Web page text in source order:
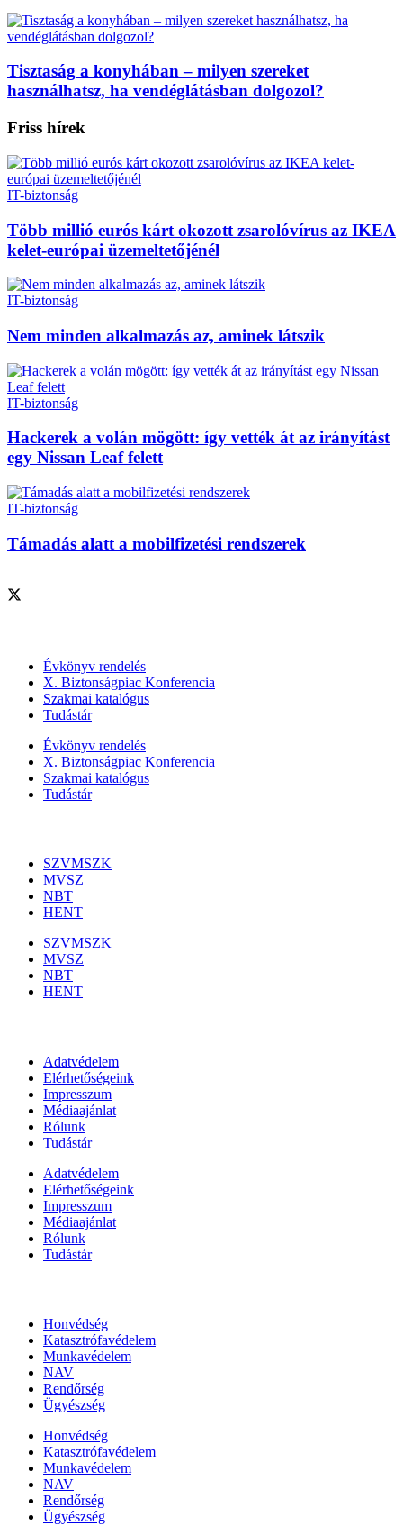
Tisztaság a konyhában – milyen szereket
használhatsz, ha vendéglátásban dolgozol?
Friss hírek
IT-biztonság
Több millió eurós kárt okozott zsarolóvírus az IKEA
kelet-európai üzemeltetőjénél
IT-biztonság
Nem minden alkalmazás az, aminek látszik
IT-biztonság
Hackerek a volán mögött: így vették át az irányítást
egy Nissan Leaf felett
IT-biztonság
Támadás alatt a mobilfizetési rendszerek
Évkönyv rendelés
X. Biztonságpiac Konferencia
Szakmai katalógus
Tudástár
Évkönyv rendelés
X. Biztonságpiac Konferencia
Szakmai katalógus
Tudástár
SZVMSZK
MVSZ
NBT
HENT
SZVMSZK
MVSZ
NBT
HENT
Adatvédelem
Elérhetőségeink
Impresszum
Médiaajánlat
Rólunk
Tudástár
Adatvédelem
Elérhetőségeink
Impresszum
Médiaajánlat
Rólunk
Tudástár
Honvédség
Katasztrófavédelem
Munkavédelem
NAV
Rendőrség
Ügyészség
Honvédség
Katasztrófavédelem
Munkavédelem
NAV
Rendőrség
Ügyészség